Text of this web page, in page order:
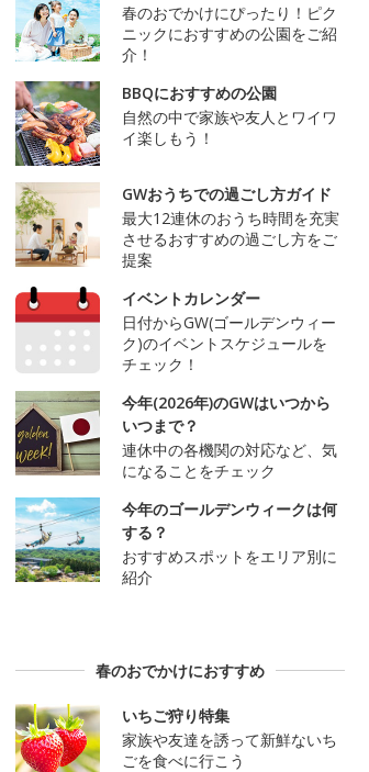
春のおでかけにぴったり！ピク
ニックにおすすめの公園をご紹
介！
BBQにおすすめの公園
自然の中で家族や友人とワイワ
イ楽しもう！
GWおうちでの過ごし方ガイド
最大12連休のおうち時間を充実
させるおすすめの過ごし方をご
提案
イベントカレンダー
日付からGW(ゴールデンウィー
ク)のイベントスケジュールを
チェック！
今年(2026年)のGWはいつから
いつまで？
連休中の各機関の対応など、気
になることをチェック
今年のゴールデンウィークは何
する？
おすすめスポットをエリア別に
紹介
春のおでかけにおすすめ
いちご狩り特集
家族や友達を誘って新鮮ないち
ごを食べに行こう